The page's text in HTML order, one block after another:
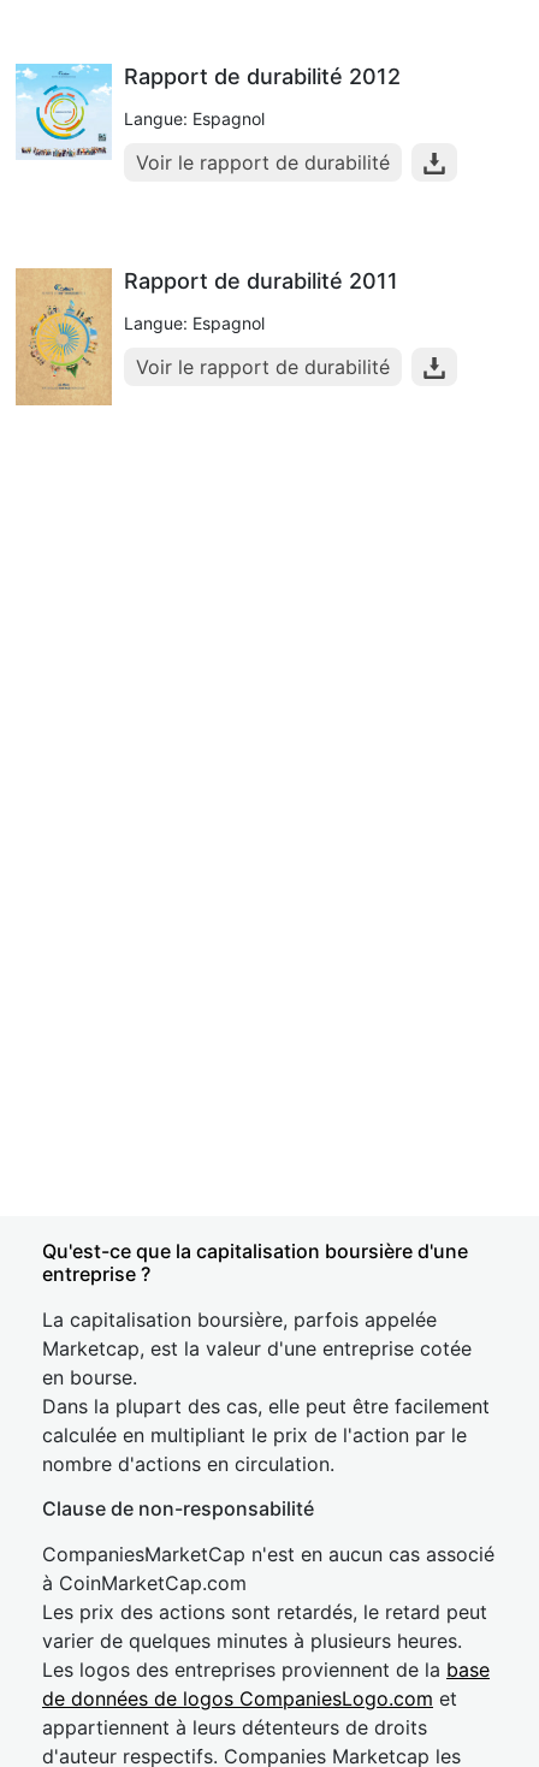
Rapport de durabilité 2012
Langue: Espagnol
Voir le rapport de durabilité
Rapport de durabilité 2011
Langue: Espagnol
Voir le rapport de durabilité
Qu'est-ce que la capitalisation boursière d'une
entreprise ?
La capitalisation boursière, parfois appelée
Marketcap, est la valeur d'une entreprise cotée
en bourse.
Dans la plupart des cas, elle peut être facilement
calculée en multipliant le prix de l'action par le
nombre d'actions en circulation.
Clause de non-responsabilité
CompaniesMarketCap n'est en aucun cas associé
à CoinMarketCap.com
Les prix des actions sont retardés, le retard peut
varier de quelques minutes à plusieurs heures.
Les logos des entreprises proviennent de la base
de données de logos CompaniesLogo.com et
appartiennent à leurs détenteurs de droits
d'auteur respectifs. Companies Marketcap les